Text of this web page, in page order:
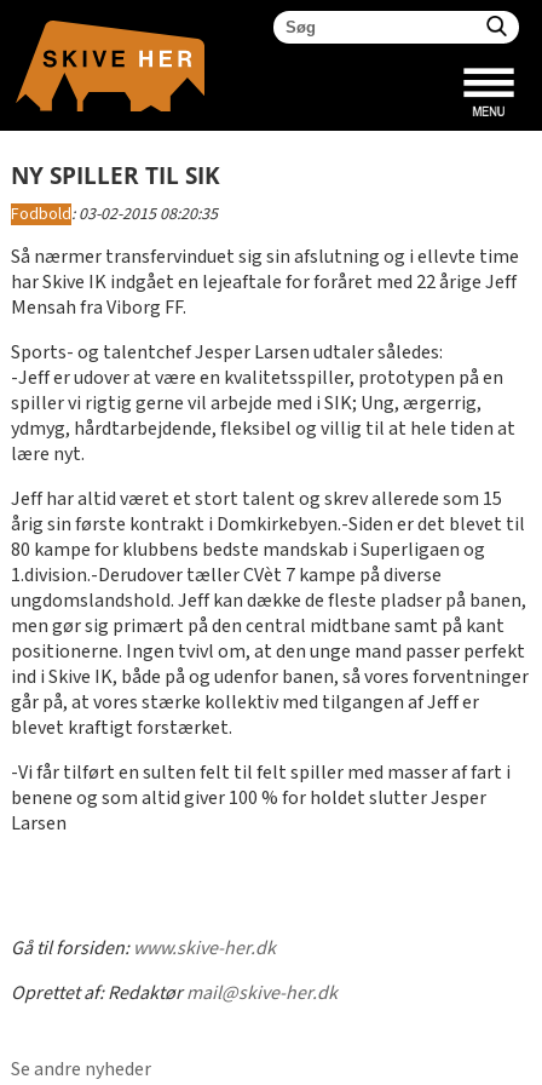
NY SPILLER TIL SIK
Fodbold:03-02-2015 08:20:35
Så nærmer transfervinduet sig sin afslutning og i ellevte time
har Skive IK indgået en lejeaftale for foråret med 22 årige Jeff
Mensah fra Viborg FF.
Sports- og talentchef Jesper Larsen udtaler således:
-Jeff er udover at være en kvalitetsspiller, prototypen på en
spiller vi rigtig gerne vil arbejde med i SIK; Ung, ærgerrig,
ydmyg, hårdtarbejdende, fleksibel og villig til at hele tiden at
lære nyt.
Jeff har altid været et stort talent og skrev allerede som 15
årig sin første kontrakt i Domkirkebyen.-Siden er det blevet til
80 kampe for klubbens bedste mandskab i Superligaen og
1.division.-Derudover tæller CVèt 7 kampe på diverse
ungdomslandshold. Jeff kan dække de fleste pladser på banen,
men gør sig primært på den central midtbane samt på kant
positionerne. Ingen tvivl om, at den unge mand passer perfekt
ind i Skive IK, både på og udenfor banen, så vores forventninger
går på, at vores stærke kollektiv med tilgangen af Jeff er
blevet kraftigt forstærket.
-Vi får tilført en sulten felt til felt spiller med masser af fart i
benene og som altid giver 100 % for holdet slutter Jesper
Larsen
Gå til forsiden:www.skive-her.dk
Oprettet af:Redaktørmail@skive-her.dk
Se andre nyheder